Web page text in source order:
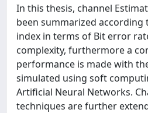
In this thesis, channel
been summarized
index in terms of Bit error
complexity, furthermore a
performance is made with
simulated using soft
Artificial Neural Networks.
techniques are further